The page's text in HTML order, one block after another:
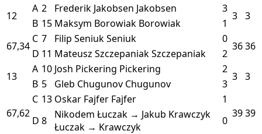
12
A 2 Frederik Jakobsen Jakobsen 3
3 3
B 15 Maksym Borowiak Borowiak
1
67,34
C 7 Filip SeniukSeniuk 0
3636
D 11 Mateusz SzczepaniakSzczepaniak
2
13
A 10 Josh Pickering Pickering 2
3 3
B 5 Gleb Chugunov Chugunov 3
67,62
C 13 Oskar Fajfer Fajfer
1
3939
D 8
Nikodem Łuczak → Jakub Krawczyk
Łuczak → Krawczyk
0